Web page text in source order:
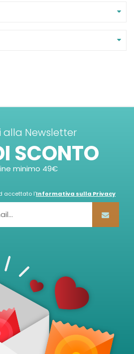
alla Newsletter
SCONTO
minimo 49€
accettato l'Informativa sulla Privacy